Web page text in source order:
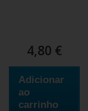
4,80 €
Adicionar
ao
carrinho